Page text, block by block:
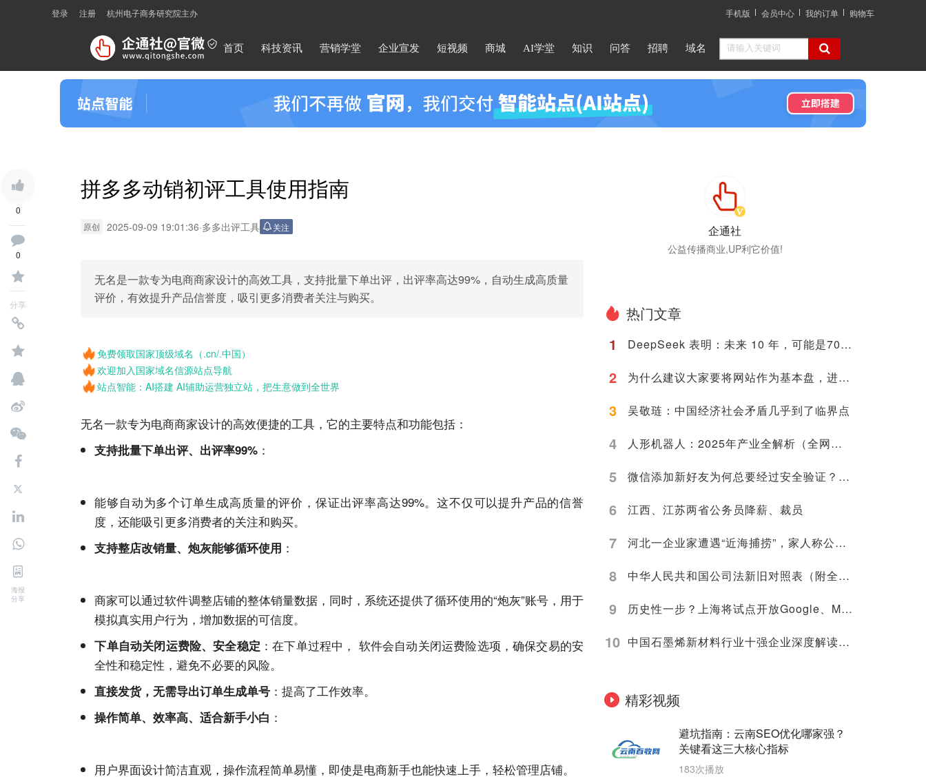
登录 注册 杭州电子商务研究院主办 手机版 会员中心 我的订单 购物车
首页 科技资讯 营销学堂 企业宣发 短视频 商城 AI学堂 知识 问答 招聘 域名
0
0
分享
海报
分享
拼多多动销初评工具使用指南
原创 2025-09-09 19:01:36·多多出评工具 关注
无名是一款专为电商商家设计的高效工具，支持批量下单出评，出评率高达99%，自动生成高质量
评价，有效提升产品信誉度，吸引更多消费者关注与购买。
免费领取国家顶级域名（.cn/.中国）
欢迎加入国家域名信源站点导航
站点智能：AI搭建 AI辅助运营独立站，把生意做到全世界
无名一款专为电商商家设计的高效便捷的工具，它的主要特点和功能包括：
支持批量下单出评、出评率99% ：
能够自动为多个订单生成高质量的评价，保证出评率高达99%。这不仅可以提升产品的信誉
度，还能吸引更多消费者的关注和购买。
支持整店改销量、炮灰能够循环使用 ：
商家可以通过软件调整店铺的整体销量数据，同时，系统还提供了循环使用的“炮灰”账号，用于
模拟真实用户行为，增加数据的可信度。
下单自动关闭运费险、安全稳定 ：在下单过程中， 软件会自动关闭运费险选项，确保交易的安
全性和稳定性，避免不必要的风险。
直接发货，无需导出订单生成单号 ：提高了工作效率。
操作简单、效率高、适合新手小白 ：
用户界面设计简洁直观，操作流程简单易懂，即使是电商新手也能快速上手，轻松管理店铺。
企通社
公益传播商业,UP利它价值!
热门文章
1
DeepSeek 表明：未来 10 年，可能是70后80后最艰难的10 年
2 为什么建议大家要将网站作为基本盘，进来看看是否有道理再喷
3 吴敬琏：中国经济社会矛盾几乎到了临界点
4 人形机器人：2025年产业全解析（全网最全国内外玩家排行&细分龙头）
5 微信添加新好友为何总要经过安全验证？背后原因深度解析
6 江西、江苏两省公务员降薪、裁员
7 河北一企业家遭遇“近海捕捞”，家人称公司账上10.9亿现金惹祸
8 中华人民共和国公司法新旧对照表（附全文）
9 历史性一步？上海将试点开放Google、Meta等国际平台访问！
10 中国石墨烯新材料行业十强企业深度解读（2025）
精彩视频
避坑指南：云南SEO优化哪家强？
关键看这三大核心指标
183次播放